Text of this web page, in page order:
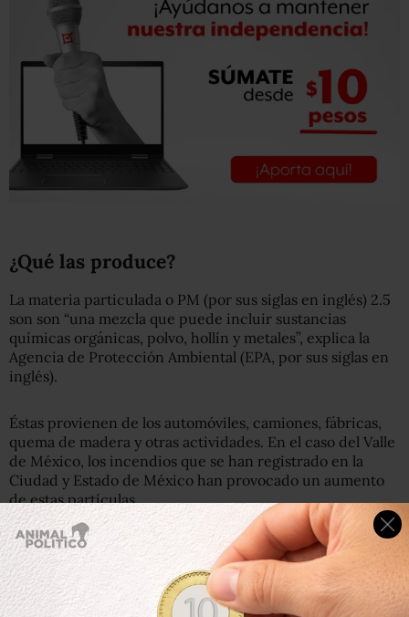
¿Qué las produce?
La materia particulada o PM (por sus siglas en inglés) 2.5
son son “una mezcla que puede incluir sustancias
químicas orgánicas, polvo, hollín y metales”, explica la
Agencia de Protección Ambiental (EPA, por sus siglas en
inglés).
Éstas provienen de los automóviles, camiones, fábricas,
quema de madera y otras actividades. En el caso del Valle
de México, los incendios que se han registrado en la
Ciudad y Estado de México han provocado un aumento
de estas partículas.
¿Cómo te afectan?
El tamaño de las partículas determina el daño que
pueden causar a la salud. Las PM10 se depositan en la